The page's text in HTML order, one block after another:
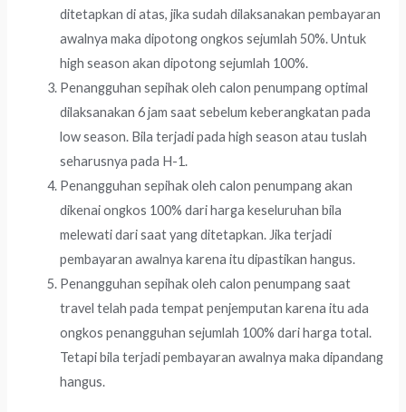
ditetapkan di atas, jika sudah dilaksanakan pembayaran
awalnya maka dipotong ongkos sejumlah 50%. Untuk
high season akan dipotong sejumlah 100%.
Penangguhan sepihak oleh calon penumpang optimal
dilaksanakan 6 jam saat sebelum keberangkatan pada
low season. Bila terjadi pada high season atau tuslah
seharusnya pada H-1.
Penangguhan sepihak oleh calon penumpang akan
dikenai ongkos 100% dari harga keseluruhan bila
melewati dari saat yang ditetapkan. Jika terjadi
pembayaran awalnya karena itu dipastikan hangus.
Penangguhan sepihak oleh calon penumpang saat
travel telah pada tempat penjemputan karena itu ada
ongkos penangguhan sejumlah 100% dari harga total.
Tetapi bila terjadi pembayaran awalnya maka dipandang
hangus.